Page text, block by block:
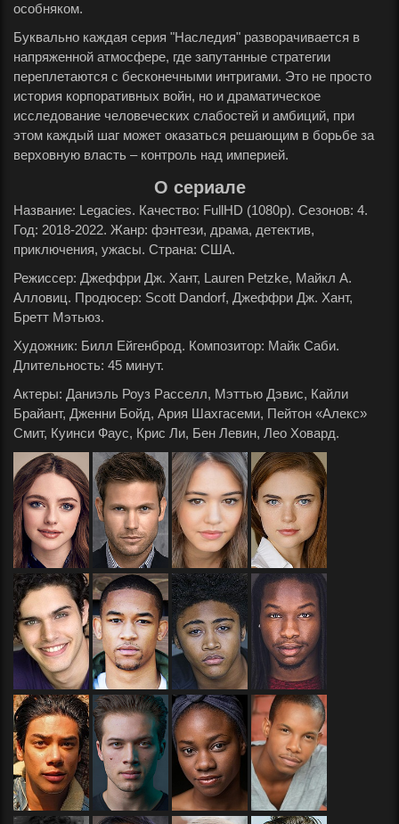
особняком.
Буквально каждая серия "Наследия" разворачивается в
напряженной атмосфере, где запутанные стратегии
переплетаются с бесконечными интригами. Это не просто
история корпоративных войн, но и драматическое
исследование человеческих слабостей и амбиций, при
этом каждый шаг может оказаться решающим в борьбе за
верховную власть – контроль над империей.
О сериале
Название: Legacies. Качество: FullHD (1080p). Сезонов: 4.
Год: 2018-2022. Жанр: фэнтези, драма, детектив,
приключения, ужасы. Страна: США.
Режиссер: Джеффри Дж. Хант, Lauren Petzke, Майкл А.
Алловиц. Продюсер: Scott Dandorf, Джеффри Дж. Хант,
Бретт Мэтьюз.
Художник: Билл Ейгенброд. Композитор: Майк Саби.
Длительность: 45 минут.
Актеры: Даниэль Роуз Расселл, Мэттью Дэвис, Кайли
Брайант, Дженни Бойд, Ария Шахгасеми, Пейтон «Алекс»
Смит, Куинси Фаус, Крис Ли, Бен Левин, Лео Ховард.